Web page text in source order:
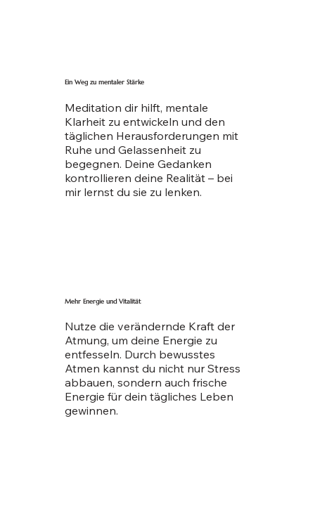
Meditation dir hilft, mentale
Klarheit zu entwickeln und den
täglichen Herausforderungen mit
Ruhe und Gelassenheit zu
begegnen. Deine Gedanken
kontrollieren deine Realität – bei
mir lernst du sie zu lenken.
Ein Weg zu mentaler Stärke
Nutze die verändernde Kraft der
Atmung, um deine Energie zu
entfesseln. Durch bewusstes
Atmen kannst du nicht nur Stress
abbauen, sondern auch frische
Energie für dein tägliches Leben
gewinnen.
Mehr Energie und Vitalität